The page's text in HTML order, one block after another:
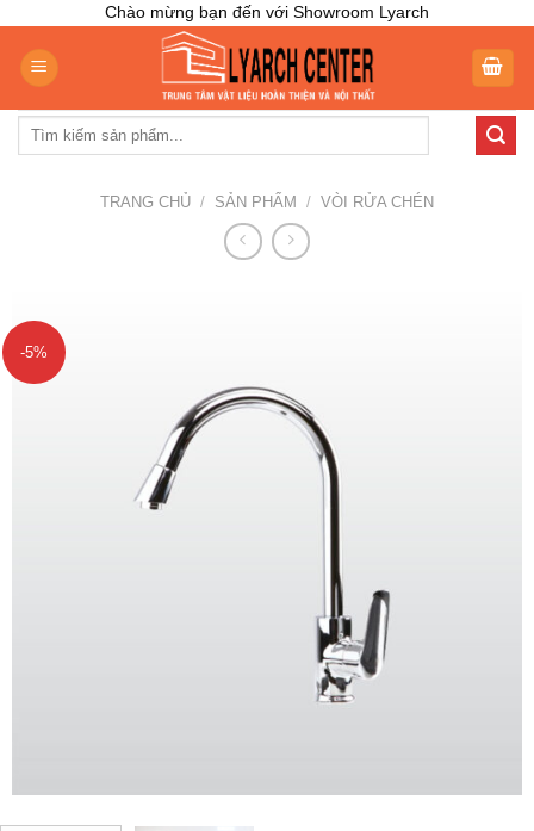
content
Chào mừng bạn đến với Showroom Lyarch
Tìm
TRANG CHỦ / SẢN PHẨM / VÒI RỬA CHÉN
-5%